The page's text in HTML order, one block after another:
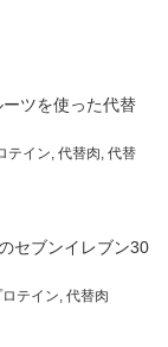
ツを使った代替
テイン 代替肉 代替
セブンイレブン30
テイン 代替肉